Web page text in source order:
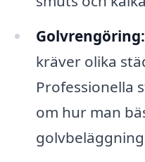
Golvrengöring:
kräver olika
Professionella
om hur man